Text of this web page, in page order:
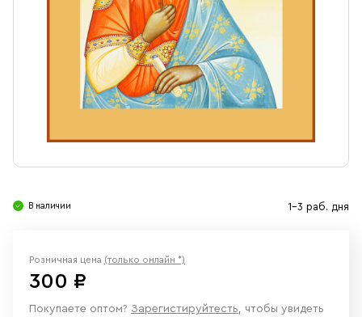
Ювелирные изделия
В наличии 1-3 раб. дня
Розничная цена (только онлайн *)
300 ₽
Покупаете оптом? Зарегистируйтесть, чтобы увидеть